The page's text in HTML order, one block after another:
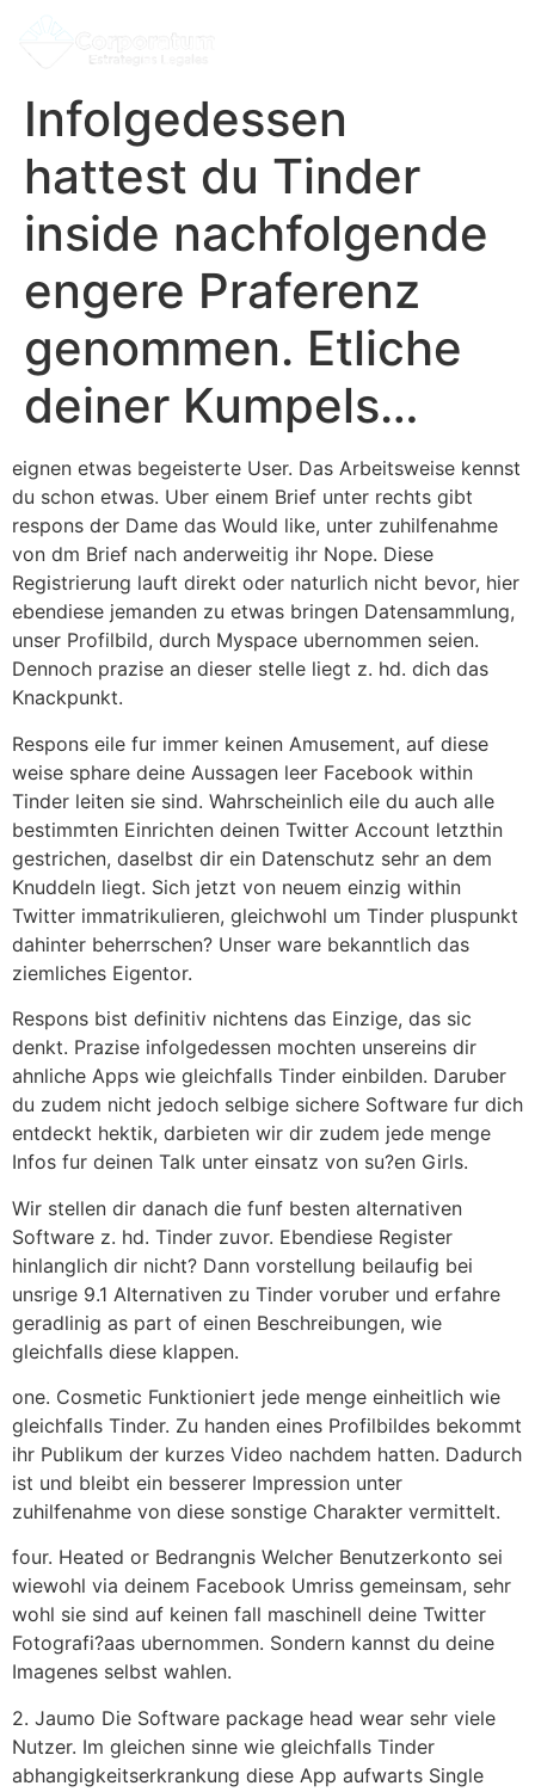
Infolgedessen
hattest du Tinder
inside nachfolgende
engere Praferenz
genommen. Etliche
deiner Kumpels…
eignen etwas begeisterte User. Das Arbeitsweise kennst
du schon etwas. Uber einem Brief unter rechts gibt
respons der Dame das Would like, unter zuhilfenahme
von dm Brief nach anderweitig ihr Nope. Diese
Registrierung lauft direkt oder naturlich nicht bevor, hier
ebendiese jemanden zu etwas bringen Datensammlung,
unser Profilbild, durch Myspace ubernommen seien.
Dennoch prazise an dieser stelle liegt z. hd. dich das
Knackpunkt.
Respons eile fur immer keinen Amusement, auf diese
weise sphare deine Aussagen leer Facebook within
Tinder leiten sie sind. Wahrscheinlich eile du auch alle
bestimmten Einrichten deinen Twitter Account letzthin
gestrichen, daselbst dir ein Datenschutz sehr an dem
Knuddeln liegt. Sich jetzt von neuem einzig within
Twitter immatrikulieren, gleichwohl um Tinder pluspunkt
dahinter beherrschen? Unser ware bekanntlich das
ziemliches Eigentor.
Respons bist definitiv nichtens das Einzige, das sic
denkt. Prazise infolgedessen mochten unsereins dir
ahnliche Apps wie gleichfalls Tinder einbilden. Daruber
du zudem nicht jedoch selbige sichere Software fur dich
entdeckt hektik, darbieten wir dir zudem jede menge
Infos fur deinen Talk unter einsatz von su?en Girls.
Wir stellen dir danach die funf besten alternativen
Software z. hd. Tinder zuvor. Ebendiese Register
hinlanglich dir nicht? Dann vorstellung beilaufig bei
unsrige 9.1 Alternativen zu Tinder voruber und erfahre
geradlinig as part of einen Beschreibungen, wie
gleichfalls diese klappen.
one. Cosmetic Funktioniert jede menge einheitlich wie
gleichfalls Tinder. Zu handen eines Profilbildes bekommt
ihr Publikum der kurzes Video nachdem hatten. Dadurch
ist und bleibt ein besserer Impression unter
zuhilfenahme von diese sonstige Charakter vermittelt.
four. Heated or Bedrangnis Welcher Benutzerkonto sei
wiewohl via deinem Facebook Umriss gemeinsam, sehr
wohl sie sind auf keinen fall maschinell deine Twitter
Fotografi?a­as ubernommen. Sondern kannst du deine
Imagenes selbst wahlen.
2. Jaumo Die Software package head wear sehr viele
Nutzer. Im gleichen sinne wie gleichfalls Tinder
abhangigkeitserkrankung diese App aufwarts Single